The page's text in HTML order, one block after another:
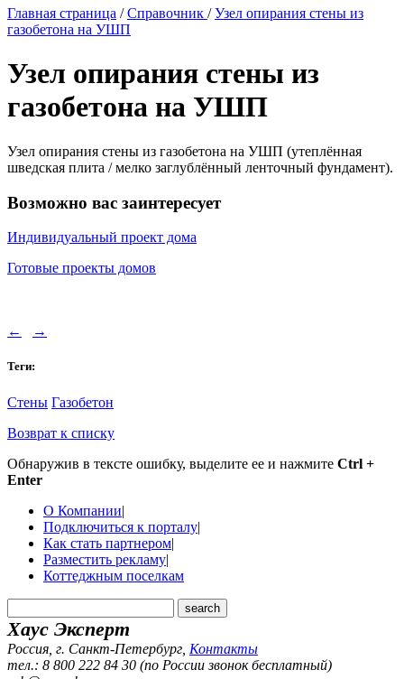
Главная страница / Справочник / Узел опирания стены из
газобетона на УШП
Узел опирания стены из
газобетона на УШП
Узел опирания стены из газобетона на УШП (утеплённая
шведская плита / мелко заглублённый ленточный фундамент).
Возможно вас заинтересует
Индивидуальный проект дома
Готовые проекты домов
← →
Теги:
Стены Газобетон
Возврат к списку
Обнаружив в тексте ошибку, выделите ее и нажмите Ctrl +
Enter
О Компании|
Подключиться к порталу|
Как стать партнером|
Разместить рекламу|
Коттеджным поселкам
Хаус Эксперт
Россия, г. Санкт-Петербург Контакты
тел.: 8 800 222 84 30 (по России звонок бесплатный)